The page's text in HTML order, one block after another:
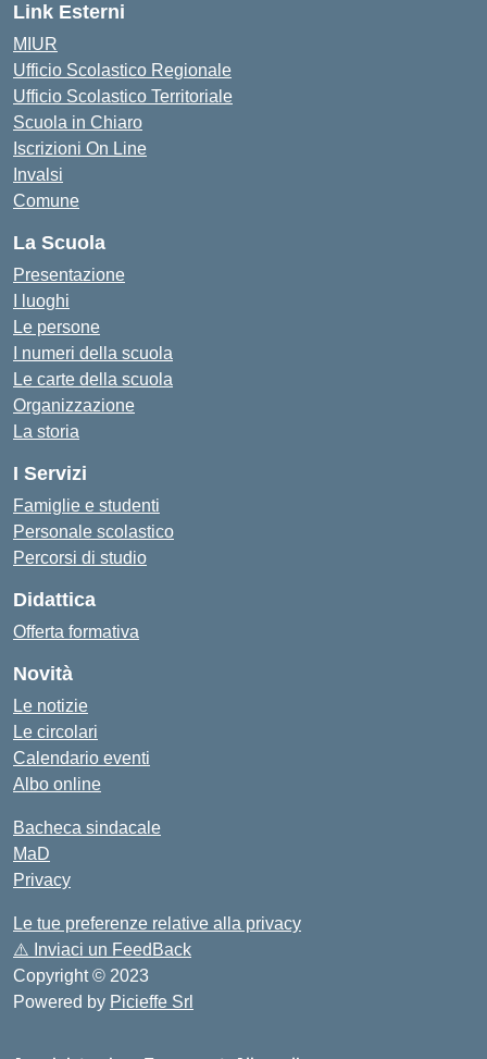
Link Esterni
MIUR
Ufficio Scolastico Regionale
Ufficio Scolastico Territoriale
Scuola in Chiaro
Iscrizioni On Line
Invalsi
Comune
La Scuola
Presentazione
I luoghi
Le persone
I numeri della scuola
Le carte della scuola
Organizzazione
La storia
I Servizi
Famiglie e studenti
Personale scolastico
Percorsi di studio
Didattica
Offerta formativa
Novità
Le notizie
Le circolari
Calendario eventi
Albo online
Bacheca sindacale
MaD
Privacy
Le tue preferenze relative alla privacy
⚠️ Inviaci un FeedBack
Copyright © 2023
Powered by Picieffe Srl